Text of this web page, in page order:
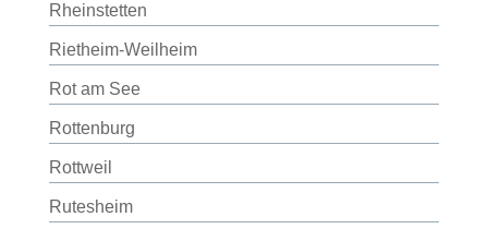
Rheinstetten
Rietheim-Weilheim
Rot am See
Rottenburg
Rottweil
Rutesheim